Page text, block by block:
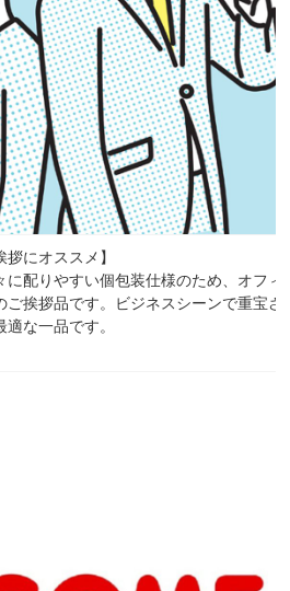
拶にオススメ】
配りやすい個包装仕様のため、オフィ
挨拶品です。ビジネスシーンで重宝さ
な一品です。